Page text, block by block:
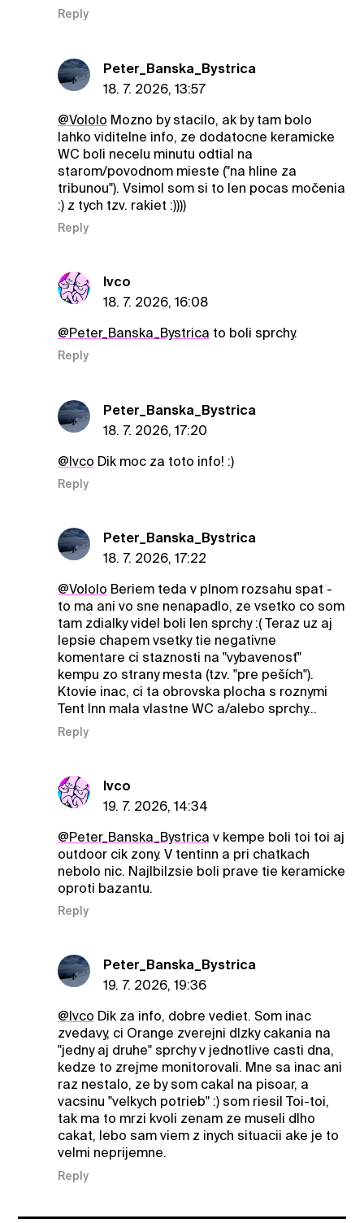
Reply
Peter_Banska_Bystrica
18. 7. 2026, 13:57
@Vololo Mozno by stacilo, ak by tam bolo
lahko viditelne info, ze dodatocne keramicke
WC boli necelu minutu odtial na
starom/povodnom mieste ("na hline za
tribunou"). Vsimol som si to len pocas močenia
:) z tych tzv. rakiet :))))
Reply
Ivco
18. 7. 2026, 16:08
@Peter_Banska_Bystrica to boli sprchy.
Reply
Peter_Banska_Bystrica
18. 7. 2026, 17:20
@Ivco Dik moc za toto info! :)
Reply
Peter_Banska_Bystrica
18. 7. 2026, 17:22
@Vololo Beriem teda v plnom rozsahu spat -
to ma ani vo sne nenapadlo, ze vsetko co som
tam zdialky videl boli len sprchy :( Teraz uz aj
lepsie chapem vsetky tie negativne
komentare ci staznosti na "vybavenosť"
kempu zo strany mesta (tzv. "pre peších").
Ktovie inac, ci ta obrovska plocha s roznymi
Tent Inn mala vlastne WC a/alebo sprchy...
Reply
Ivco
19. 7. 2026, 14:34
@Peter_Banska_Bystrica v kempe boli toi toi aj
outdoor cik zony. V tentinn a pri chatkach
nebolo nic. Najlbilzsie boli prave tie keramicke
oproti bazantu.
Reply
Peter_Banska_Bystrica
19. 7. 2026, 19:36
@Ivco Dik za info, dobre vediet. Som inac
zvedavy, ci Orange zverejni dlzky cakania na
"jedny aj druhe" sprchy v jednotlive casti dna,
kedze to zrejme monitorovali. Mne sa inac ani
raz nestalo, ze by som cakal na pisoar, a
vacsinu "velkych potrieb" :) som riesil Toi-toi,
tak ma to mrzi kvoli zenam ze museli dlho
cakat, lebo sam viem z inych situacii ake je to
velmi neprijemne.
Reply